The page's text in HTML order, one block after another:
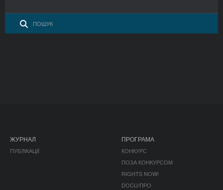
ЖУРНАЛ
ПУБЛІКАЦІЇ
ПРОГРАМА
КОНКУРС
ПОЗА КОНКУРСОМ
RIGHTS NOW!
DOCU/ПРО